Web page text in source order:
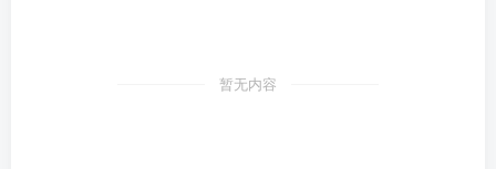
暂无内容